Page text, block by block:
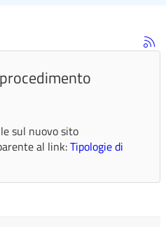
sul nuovo sito
al link:Tipologie di